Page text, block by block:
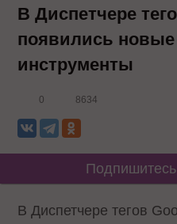
В Диспетчере
появились новые
инструменты
0 8634
В Диспетчере тегов